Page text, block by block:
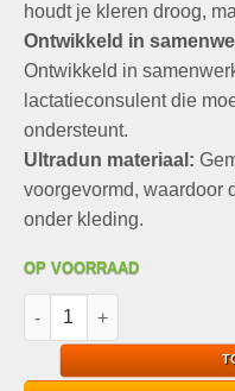
houdt je kleren droog,
Ontwikkeld in
Ontwikkeld in
lactatieconsulent die
ondersteunt.
Ultradun materiaal:
voorgevormd, waardoor
onder kleding.
OP VOORRAAD
Philips Avent